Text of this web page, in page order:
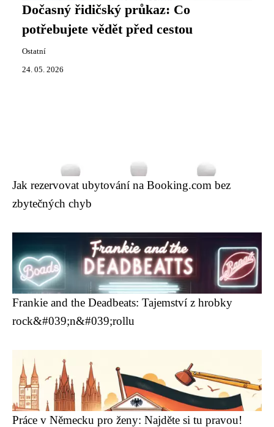
Dočasný řidičský průkaz: Co
potřebujete vědět před cestou
Ostatní
24. 05. 2026
Jak rezervovat ubytování na Booking.com bez
zbytečných chyb
Frankie and the Deadbeats: Tajemství z hrobky
rock&#039;n&#039;rollu
Práce v Německu pro ženy: Najděte si tu pravou!